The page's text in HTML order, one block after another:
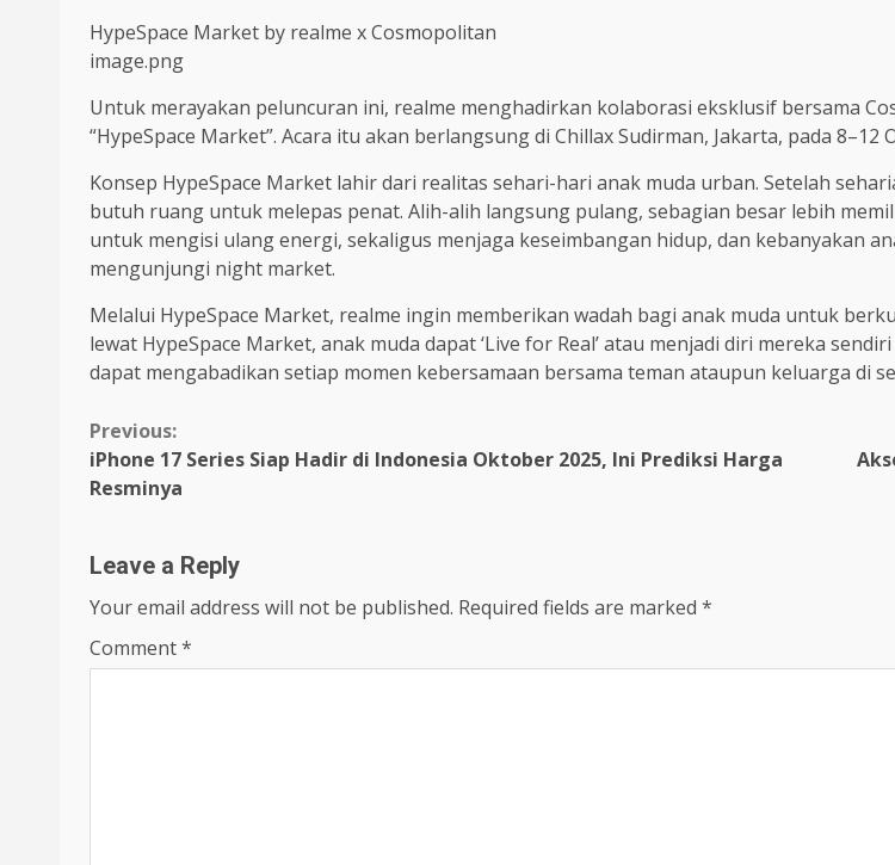
HypeSpace Market by realme x Cosmopolitan
image.png
Untuk merayakan peluncuran ini, realme menghadirkan kolaborasi eksklusif bersama
“HypeSpace Market”. Acara itu akan berlangsung di Chillax Sudirman, Jakarta, pada 8–12
Konsep HypeSpace Market lahir dari realitas sehari-hari anak muda urban. Setelah
butuh ruang untuk melepas penat. Alih-alih langsung pulang, sebagian besar lebih
untuk mengisi ulang energi, sekaligus menjaga keseimbangan hidup, dan kebanyakan
mengunjungi night market.
Melalui HypeSpace Market, realme ingin memberikan wadah bagi anak muda untuk
lewat HypeSpace Market, anak muda dapat ‘Live for Real’ atau menjadi diri mereka
dapat mengabadikan setiap momen kebersamaan bersama teman ataupun keluarga di
Continue
Reading
Previous:
iPhone 17 Series Siap Hadir di Indonesia Oktober 2025, Ini Prediksi Harga
Resminya
Leave a Reply
Your email address will not be published. Required fields are marked *
Comment*